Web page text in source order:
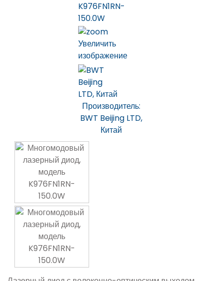
Увеличить
изображение
Производитель:
BWT Beijing LTD,
Китай